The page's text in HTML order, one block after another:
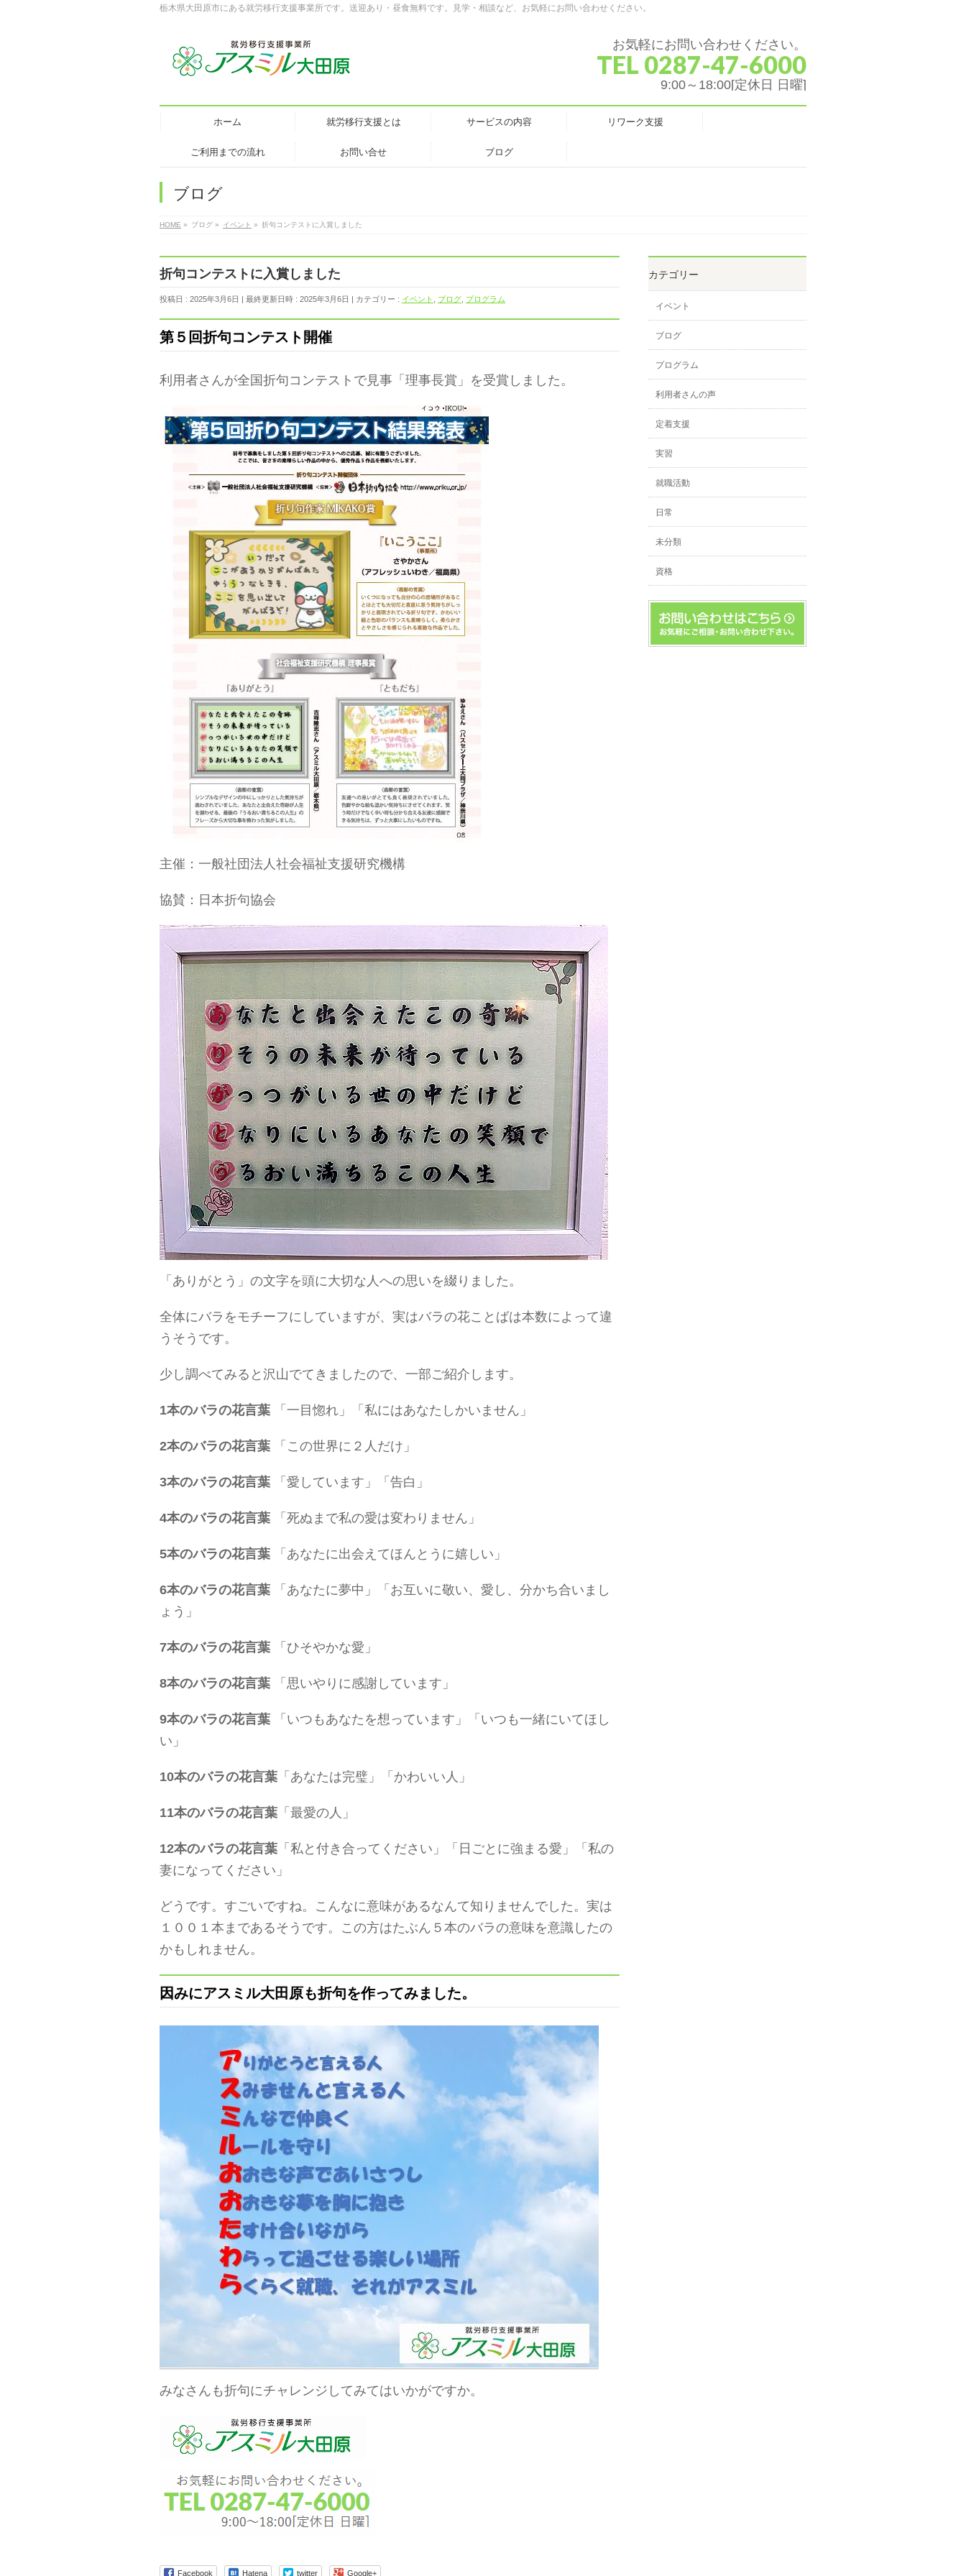
栃木県大田原市にある就労移行支援事業所です。送迎あり・昼食無料です。見学・相談など、お気軽にお問い合わせください。
お気軽にお問い合わせください。
TEL 0287-47-6000
9:00～18:00[定休日 日曜]
ホーム 就労移行支援とは サービスの内容 リワーク支援
ご利用までの流れ お問い合せ ブログ
ブログ
HOME » ブログ » イベント » 折句コンテストに入賞しました
折句コンテストに入賞しました
投稿日 : 2025年3月6日 最終更新日時 : 2025年3月6日 カテゴリー : イベント ブログ プログラム
第５回折句コンテスト開催
利用者さんが全国折句コンテストで見事「理事長賞」を受賞しました。
主催：一般社団法人社会福祉支援研究機構
協賛：日本折句協会
「ありがとう」の文字を頭に大切な人への思いを綴りました。
全体にバラをモチーフにしていますが、実はバラの花ことばは本数によって違
うそうです。
少し調べてみると沢山でてきましたので、一部ご紹介します。
1本のバラの花言葉 「一目惚れ」「私にはあなたしかいません」
2本のバラの花言葉 「この世界に２人だけ」
3本のバラの花言葉 「愛しています」「告白」
4本のバラの花言葉 「死ぬまで私の愛は変わりません」
5本のバラの花言葉 「あなたに出会えてほんとうに嬉しい」
6本のバラの花言葉 「あなたに夢中」「お互いに敬い、愛し、分かち合いまし
ょう」
7本のバラの花言葉 「ひそやかな愛」
8本のバラの花言葉 「思いやりに感謝しています」
9本のバラの花言葉 「いつもあなたを想っています」「いつも一緒にいてほし
い」
10本のバラの花言葉 「あなたは完璧」「かわいい人」
11本のバラの花言葉 「最愛の人」
12本のバラの花言葉 「私と付き合ってください」「日ごとに強まる愛」「私の
妻になってください」
どうです。すごいですね。こんなに意味があるなんて知りませんでした。実は
１００１本まであるそうです。この方はたぶん５本のバラの意味を意識したの
かもしれません。
因みにアスミル大田原も折句を作ってみました。
みなさんも折句にチャレンジしてみてはいかがですか。
Facebook Hatena twitter Google+
カテゴリー
イベント
ブログ
プログラム
利用者さんの声
定着支援
実習
就職活動
日常
未分類
資格